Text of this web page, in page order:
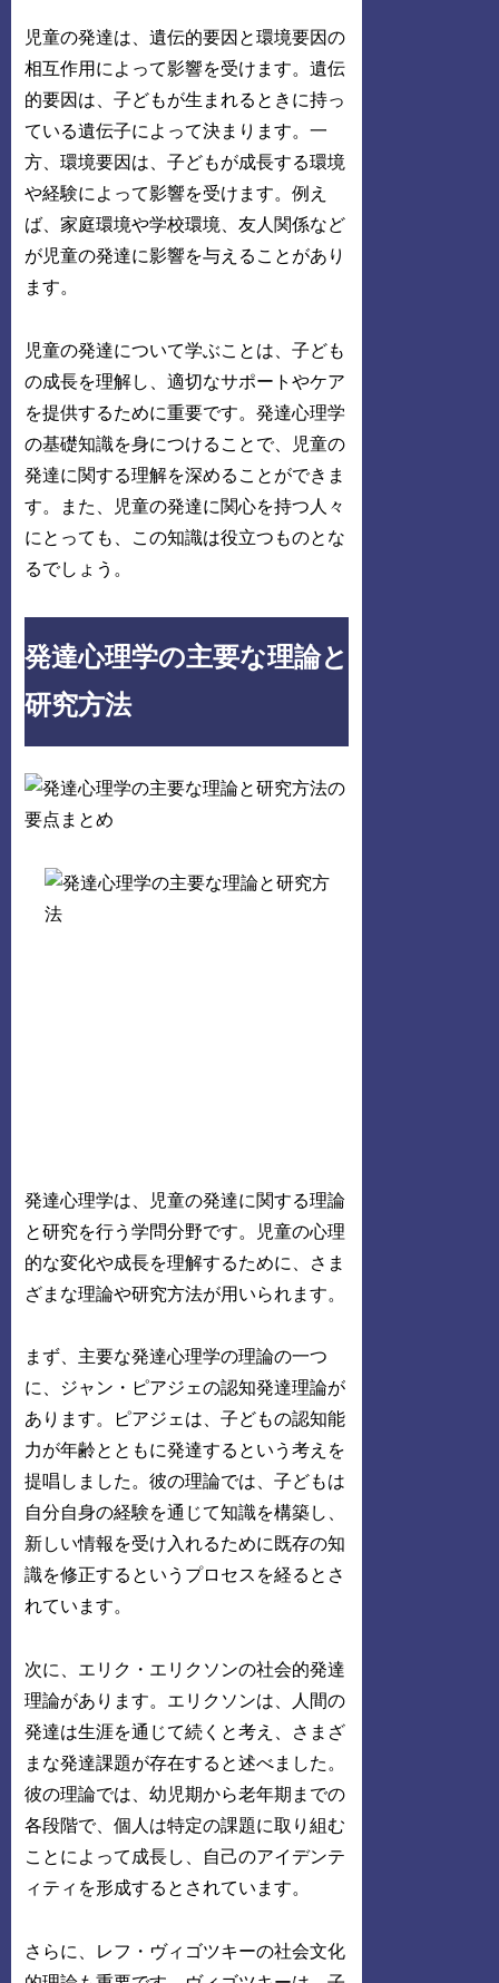
児童の発達は、遺伝的要因と環境要因の
相互作用によって影響を受けます。遺伝
的要因は、子どもが生まれるときに持っ
ている遺伝子によって決まります。一
方、環境要因は、子どもが成長する環境
や経験によって影響を受けます。例え
ば、家庭環境や学校環境、友人関係など
が児童の発達に影響を与えることがあり
ます。
児童の発達について学ぶことは、子ども
の成長を理解し、適切なサポートやケア
を提供するために重要です。発達心理学
の基礎知識を身につけることで、児童の
発達に関する理解を深めることができま
す。また、児童の発達に関心を持つ人々
にとっても、この知識は役立つものとな
るでしょう。
発達心理学の主要な理論と
研究方法
発達心理学は、児童の発達に関する理論
と研究を行う学問分野です。児童の心理
的な変化や成長を理解するために、さま
ざまな理論や研究方法が用いられます。
まず、主要な発達心理学の理論の一つ
に、ジャン・ピアジェの認知発達理論が
あります。ピアジェは、子どもの認知能
力が年齢とともに発達するという考えを
提唱しました。彼の理論では、子どもは
自分自身の経験を通じて知識を構築し、
新しい情報を受け入れるために既存の知
識を修正するというプロセスを経るとさ
れています。
次に、エリク・エリクソンの社会的発達
理論があります。エリクソンは、人間の
発達は生涯を通じて続くと考え、さまざ
まな発達課題が存在すると述べました。
彼の理論では、幼児期から老年期までの
各段階で、個人は特定の課題に取り組む
ことによって成長し、自己のアイデンテ
ィティを形成するとされています。
さらに、レフ・ヴィゴツキーの社会文化